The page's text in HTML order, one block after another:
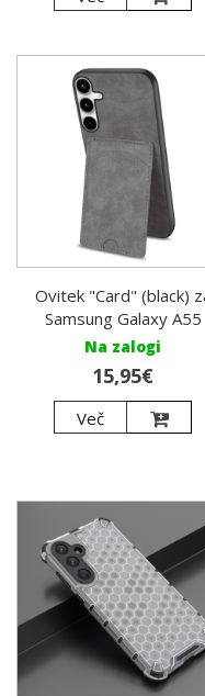
Ovitek "Card" (black)
Samsung Galaxy A55
Na zalogi
15,95€
Več